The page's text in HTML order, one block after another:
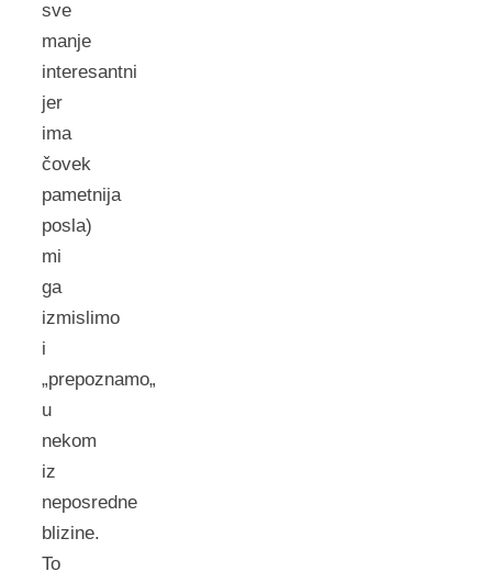
sve
manje
interesantni
jer
ima
čovek
pametnija
posla)
mi
ga
izmislimo
i
„prepoznamo„
u
nekom
iz
neposredne
blizine.
To